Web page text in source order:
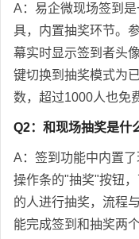
A：易企微现场签到
具，内置抽奖环节。
幕实时显示签到者头
键切换到抽奖模式为
数，超过1000人也免
Q2：和现场抽奖是什
A：签到功能中内置
操作条的"抽奖"按钮
的人进行抽奖，流程
能完成签到和抽奖两个